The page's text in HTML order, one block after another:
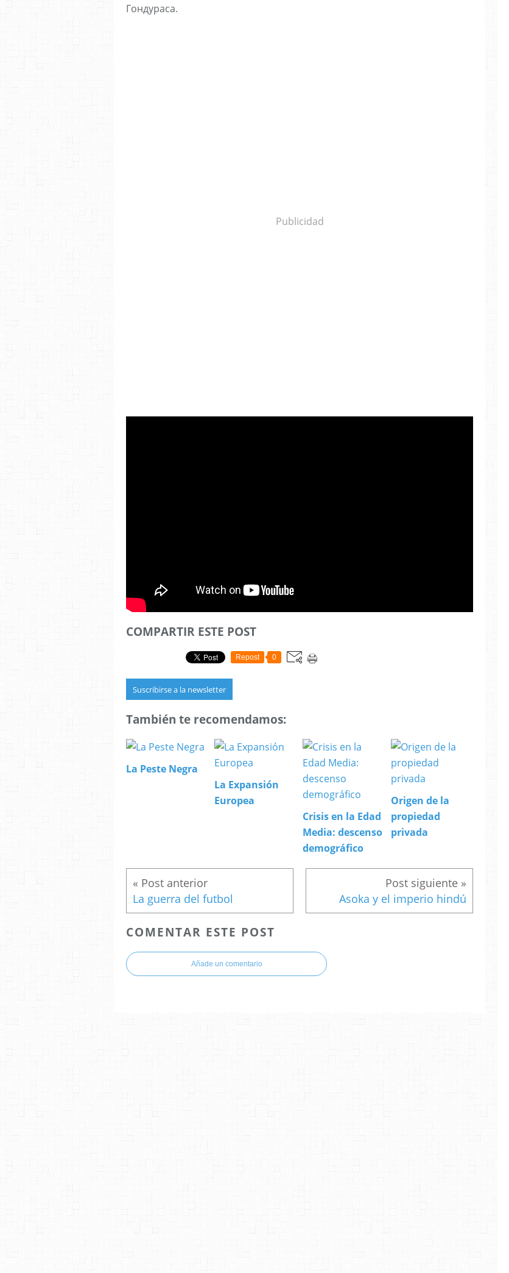
Гондураса.
Publicidad
COMPARTIR ESTE POST
Repost 0
Suscribirse a la newsletter
También te recomendamos:
La Peste Negra
La Expansión
Europea
Crisis en la Edad
Media: descenso
demográfico
Origen de la
propiedad
privada
La guerra del futbol Asoka y el imperio hindú
COMENTAR ESTE POST
Añade un comentario